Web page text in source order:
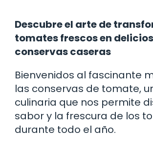
Descubre el arte de
tomates frescos en
conservas caseras
Bienvenidos al fascinante
las conservas de tomate,
culinaria que nos permite
sabor y la frescura de los
durante todo el año.